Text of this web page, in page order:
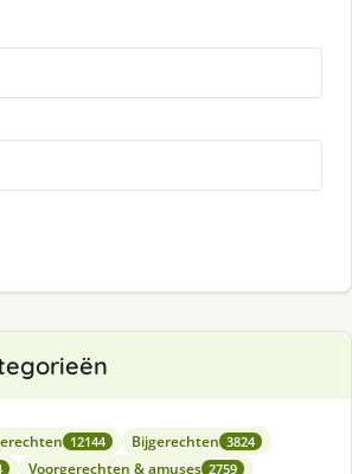
12144 Bijgerechten 3824
Voorgerechten & amuses 2759